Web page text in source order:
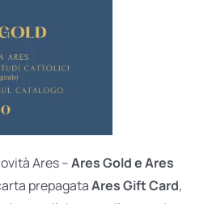
Ares –Ares Gold e Ares
prepagataAres Gift Card,